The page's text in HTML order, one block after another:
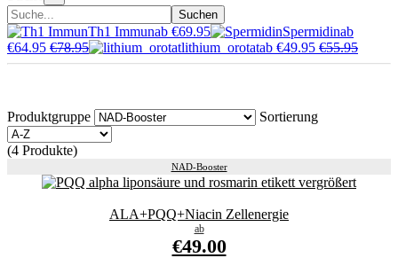
Suchen
Th1 Immunab €69.95 Spermidinab
€64.95 €78.95 lithium_orotatab €49.95 €55.95
Produktgruppe Sortierung
(4 Produkte)
NAD-Booster
ALA+PQQ+Niacin Zellenergie
ab
€49.00